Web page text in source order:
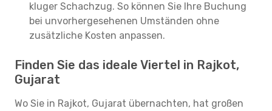
kluger Schachzug. So können Sie Ihre Buchung
bei unvorhergesehenen Umständen ohne
zusätzliche Kosten anpassen.
Finden Sie das ideale Viertel in Rajkot,
Gujarat
Wo Sie in Rajkot, Gujarat übernachten, hat großen